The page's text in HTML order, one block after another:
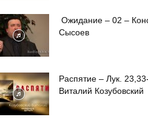
Ожидание – 02 –
Сысоев
Распятие – Лук.
Виталий Козубовский